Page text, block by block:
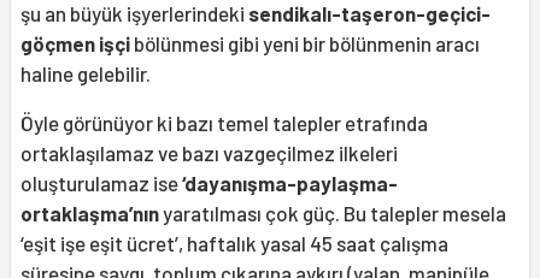
şu an büyük işyerlerindeki sendikalı-taşeron-geçici-
göçmen işçi bölünmesi gibi yeni bir bölünmenin aracı
haline gelebilir.
Öyle görünüyor ki bazı temel talepler etrafında
ortaklaşılamaz ve bazı vazgeçilmez ilkeleri
oluşturulamaz ise‘dayanışma-paylaşma-
ortaklaşma’nınyaratılması çok güç. Bu talepler mesela
‘eşit işe eşit ücret’, haftalık yasal 45 saat çalışma